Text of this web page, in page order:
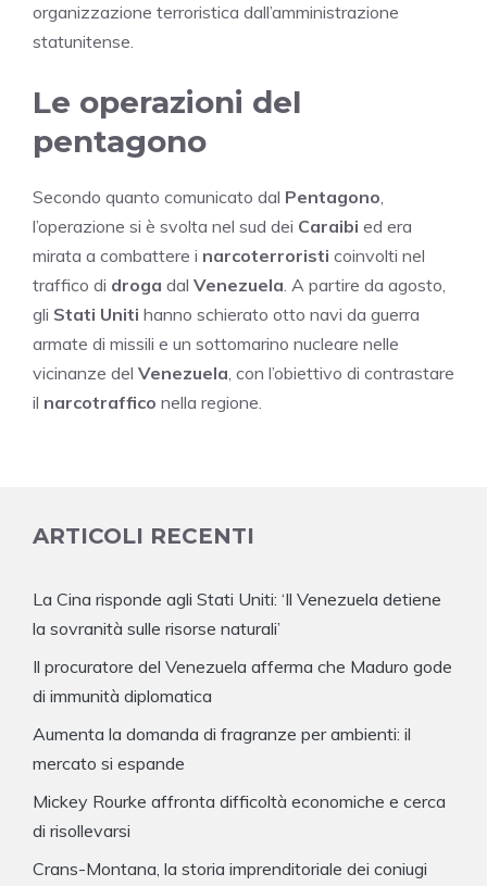
organizzazione terroristica dall’amministrazione
statunitense.
Le operazioni del
pentagono
Secondo quanto comunicato dal Pentagono,
l’operazione si è svolta nel sud dei Caraibi ed era
mirata a combattere i narcoterroristi coinvolti nel
traffico di droga dal Venezuela. A partire da agosto,
gli Stati Uniti hanno schierato otto navi da guerra
armate di missili e un sottomarino nucleare nelle
vicinanze del Venezuela, con l’obiettivo di contrastare
il narcotraffico nella regione.
ARTICOLI RECENTI
La Cina risponde agli Stati Uniti: ‘Il Venezuela detiene
la sovranità sulle risorse naturali’
Il procuratore del Venezuela afferma che Maduro gode
di immunità diplomatica
Aumenta la domanda di fragranze per ambienti: il
mercato si espande
Mickey Rourke affronta difficoltà economiche e cerca
di risollevarsi
Crans-Montana, la storia imprenditoriale dei coniugi